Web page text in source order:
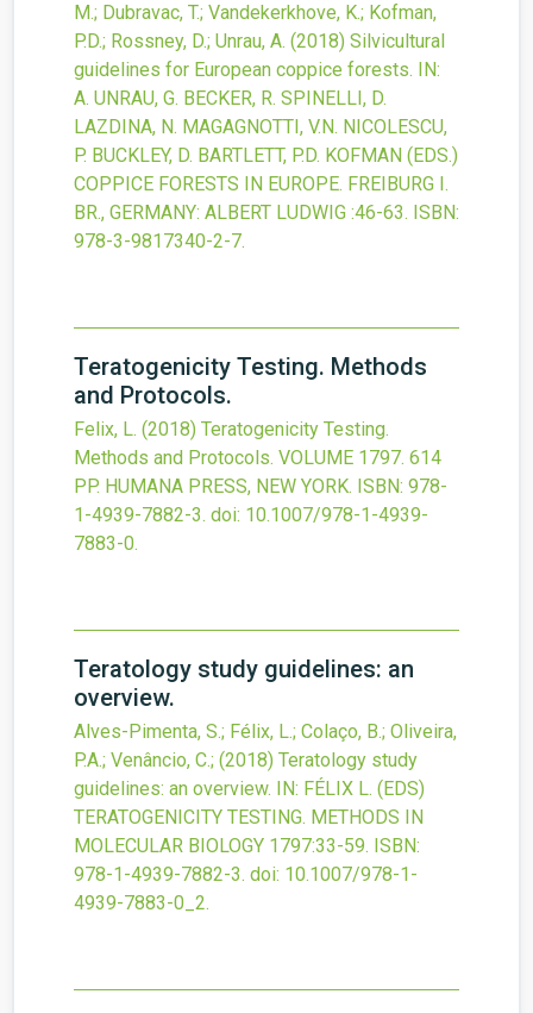
M.; Dubravac, T.; Vandekerkhove, K.; Kofman,
P.D.; Rossney, D.; Unrau, A. (2018) Silvicultural
guidelines for European coppice forests.
IN:
A. UNRAU, G. BECKER, R. SPINELLI, D.
LAZDINA, N. MAGAGNOTTI, V.N. NICOLESCU,
P. BUCKLEY, D. BARTLETT, P.D. KOFMAN (EDS.)
COPPICE FORESTS IN EUROPE. FREIBURG I.
BR., GERMANY: ALBERT LUDWIG :46-63. ISBN:
978-3-9817340-2-7.
Teratogenicity Testing. Methods
and Protocols.
Felix, L. (2018) Teratogenicity Testing.
Methods and Protocols. VOLUME 1797. 614
PP. HUMANA PRESS, NEW YORK. ISBN: 978-
1-4939-7882-3. doi: 10.1007/978-1-4939-
7883-0.
Teratology study guidelines: an
overview.
Alves-Pimenta, S.; Félix, L.; Colaço, B.; Oliveira,
P.A.; Venâncio, C.; (2018) Teratology study
guidelines: an overview.
IN: FÉLIX L. (EDS)
TERATOGENICITY TESTING. METHODS IN
MOLECULAR BIOLOGY 1797:33-59. ISBN:
978-1-4939-7882-3. doi: 10.1007/978-1-
4939-7883-0_2.